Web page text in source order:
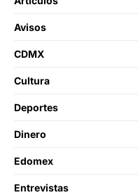
Avisos
CDMX
Cultura
Deportes
Dinero
Edomex
Entrevistas